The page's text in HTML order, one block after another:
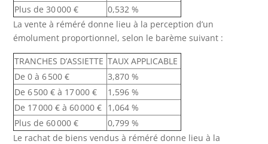
Plus de 30 000 €
0,532 %
La vente à réméré donne lieu à la perception d’un
émolument proportionnel, selon le barème suivant :
TRANCHES D’ASSIETTE TAUX APPLICABLE
De 0 à 6 500 €
3,870 %
De 6 500 € à 17 000 €
1,596 %
De 17 000 € à 60 000 € 1,064 %
Plus de 60 000 €
0,799 %
Le rachat de biens vendus à réméré donne lieu à la